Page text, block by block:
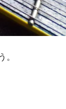
。